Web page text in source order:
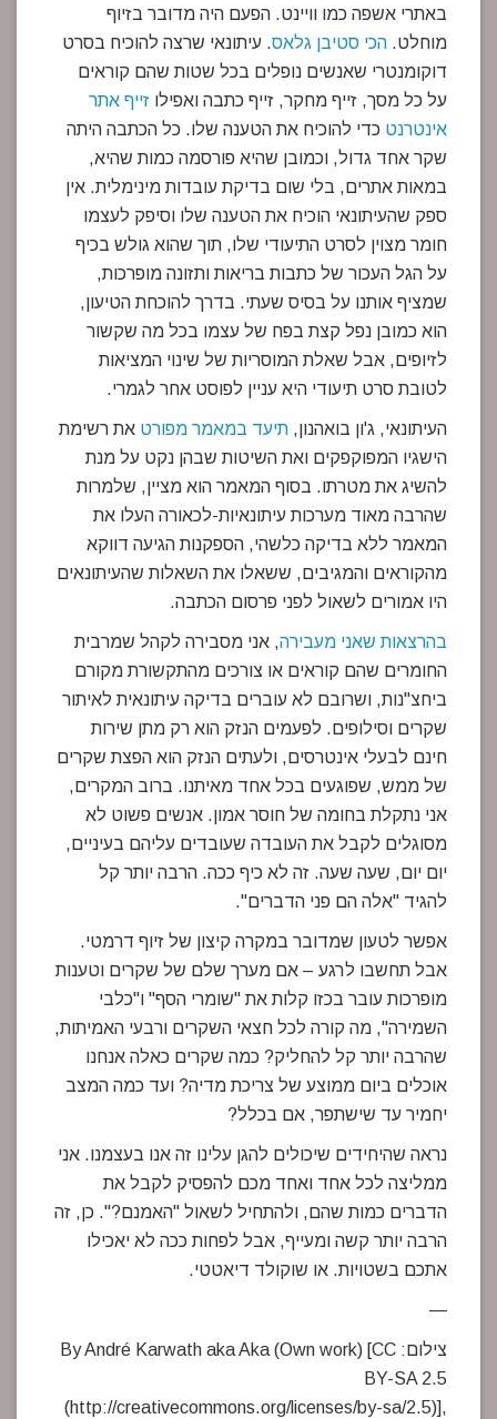
באתרי אשפה כמו וויינט. הפעם היה מדובר בזיוף
מוחלט. הכי סטיבן גלאס. עיתונאי שרצה להוכיח בסרט
דוקומנטרי שאנשים נופלים בכל שטות שהם קוראים
על כל מסך, זייף מחקר, זייף כתבה ואפילו זייף אתר
אינטרנט כדי להוכיח את הטענה שלו. כל הכתבה היתה
שקר אחד גדול, וכמובן שהיא פורסמה כמות שהיא,
במאות אתרים, בלי שום בדיקת עובדות מינימלית. אין
ספק שהעיתונאי הוכיח את הטענה שלו וסיפק לעצמו
חומר מצוין לסרט התיעודי שלו, תוך שהוא גולש בכיף
על הגל העכור של כתבות בריאות ותזונה מופרכות,
שמציף אותנו על בסיס שעתי. בדרך להוכחת הטיעון,
הוא כמובן נפל קצת בפח של עצמו בכל מה שקשור
לזיופים, אבל שאלת המוסריות של שינוי המציאות
לטובת סרט תיעודי היא עניין לפוסט אחר לגמרי.
העיתונאי, ג'ון בואהנון, תיעד במאמר מפורט את רשימת
הישגיו המפוקפקים ואת השיטות שבהן נקט על מנת
להשיג את מטרתו. בסוף המאמר הוא מציין, שלמרות
שהרבה מאוד מערכות עיתונאיות-לכאורה העלו את
המאמר ללא בדיקה כלשהי, הספקנות הגיעה דווקא
מהקוראים והמגיבים, ששאלו את השאלות שהעיתונאים
היו אמורים לשאול לפני פרסום הכתבה.
בהרצאות שאני מעבירה, אני מסבירה לקהל שמרבית
החומרים שהם קוראים או צורכים מהתקשורת מקורם
ביחצ"נות, ושרובם לא עוברים בדיקה עיתונאית לאיתור
שקרים וסילופים. לפעמים הנזק הוא רק מתן שירות
חינם לבעלי אינטרסים, ולעתים הנזק הוא הפצת שקרים
של ממש, שפוגעים בכל אחד מאיתנו. ברוב המקרים,
אני נתקלת בחומה של חוסר אמון. אנשים פשוט לא
מסוגלים לקבל את העובדה שעובדים עליהם בעיניים,
יום יום, שעה שעה. זה לא כיף ככה. הרבה יותר קל
להגיד "אלה הם פני הדברים".
אפשר לטעון שמדובר במקרה קיצון של זיוף דרמטי.
אבל תחשבו לרגע – אם מערך שלם של שקרים וטענות
מופרכות עובר בכזו קלות את "שומרי הסף" ו"כלבי
השמירה", מה קורה לכל חצאי השקרים ורבעי האמיתות,
שהרבה יותר קל להחליק? כמה שקרים כאלה אנחנו
אוכלים ביום ממוצע של צריכת מדיה? ועד כמה המצב
יחמיר עד שישתפר, אם בכלל?
נראה שהיחידים שיכולים להגן עלינו זה אנו בעצמנו. אני
ממליצה לכל אחד ואחד מכם להפסיק לקבל את
הדברים כמות שהם, ולהתחיל לשאול "האמנם?". כן, זה
הרבה יותר קשה ומעייף, אבל לפחות ככה לא יאכילו
אתכם בשטויות. או שוקולד דיאטטי.
—
צילום: By André Karwath aka Aka (Own work) [CC
BY-SA 2.5
(http://creativecommons.org/licenses/by-sa/2.5)],